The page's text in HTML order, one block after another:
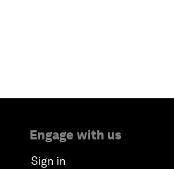
Engage with us
Sign in